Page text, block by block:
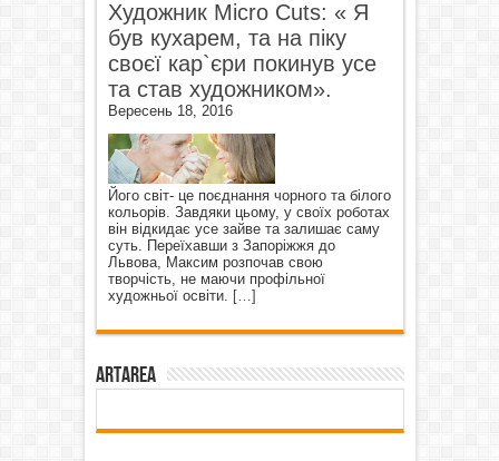
Художник Micro Cuts: « Я
був кухарем, та на піку
своєї кар`єри покинув усе
та став художником».
Вересень 18, 2016
Його світ- це поєднання чорного та білого
кольорів. Завдяки цьому, у своїх роботах
він відкидає усе зайве та залишає саму
суть. Переїхавши з Запоріжжя до
Львова, Максим розпочав свою
творчість, не маючи профільної
художньої освіти.
[…]
ArtArea